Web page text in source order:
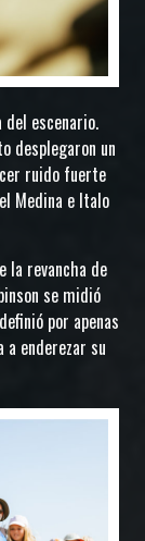
del escenario.
desplegaron un
ruido fuerte
Medina e Italo
la revancha de
se midió
por apenas
enderezar su